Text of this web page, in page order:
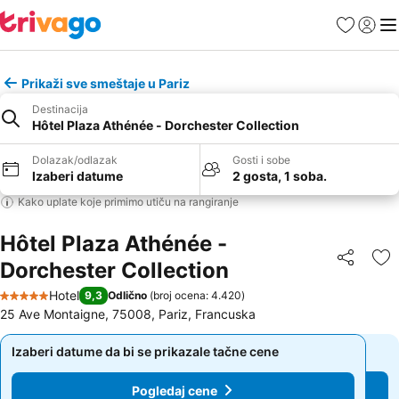
FavoritiPrijavi
Prikaži sve smeštaje u Pariz
Destinacija
Hôtel Plaza Athénée - Dorchester Collection
Dolazak/odlazak
Izaberi datume
Gosti i sobe
2 gosta, 1 soba.
Kako uplate koje primimo utiču na rangiranje
Hôtel Plaza Athénée -
Dorchester Collection
Deli
5 Zvezdice
Hotel 9,3 Odlično (broj ocena: 4.420)
25 Ave Montaigne, 75008, Pariz, Francuska
Izaberi datume da bi se prikazale tačne cene
Pogledaj cene
Izaberi datume da bi se prikazale tačne cene
Pogledaj cene